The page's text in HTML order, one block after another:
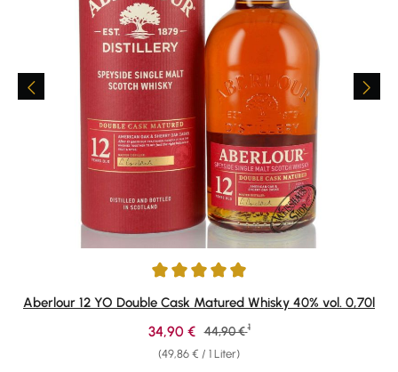
Durchschnittliche Bewertung von 4.88 von 5 Sternen
Aberlour 12 YO Double Cask Matured Whisky 40% vol. 0,70l
(49,86 € / 1 Liter)
Verkaufspreis:
34,90 € Regulärer Preis:
44,90 € 1